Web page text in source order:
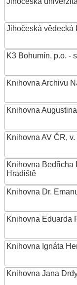
Jihočeská vědecká
K3 Bohumín, p.o. -
Knihovna Archivu
Knihovna
Knihovna AV ČR, v.
Knihovna Bedřicha
Hradiště
Knihovna Dr.
Knihovna Eduarda
Knihovna Ignáta
Knihovna Jana